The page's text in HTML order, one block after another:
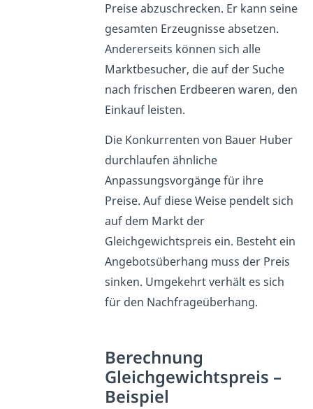
Preise abzuschrecken. Er kann seine
gesamten Erzeugnisse absetzen.
Andererseits können sich alle
Marktbesucher, die auf der Suche
nach frischen Erdbeeren waren, den
Einkauf leisten.
Die Konkurrenten von Bauer Huber
durchlaufen ähnliche
Anpassungsvorgänge für ihre
Preise. Auf diese Weise pendelt sich
auf dem Markt der
Gleichgewichtspreis ein. Besteht ein
Angebotsüberhang muss der Preis
sinken. Umgekehrt verhält es sich
für den Nachfrageüberhang.
Berechnung
Gleichgewichtspreis –
Beispiel